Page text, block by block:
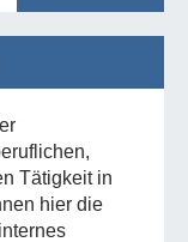
Tätigkeit in
hier die